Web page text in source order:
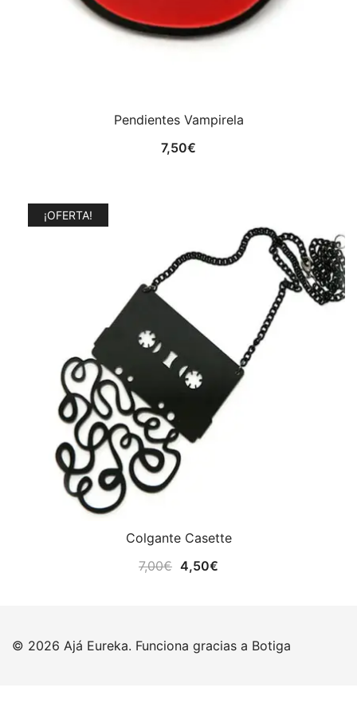
Pendientes Vampirela
7,50€
¡OFERTA!
Colgante Casette
7,00€ El
7,00€.
4,50€
4,50€.
© 2026 Ajá Eureka. Funciona gracias a Botiga